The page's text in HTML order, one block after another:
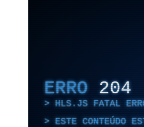
ERRO 204
HLS.JS FATAL
ESTE CONTEÚDO